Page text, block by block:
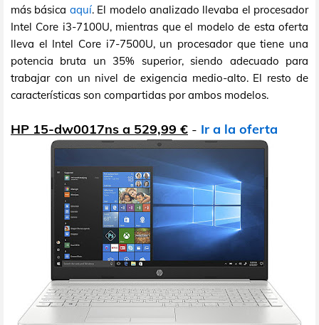
más básica aquí. El modelo analizado llevaba el procesador
Intel Core i3-7100U, mientras que el modelo de esta oferta
lleva el Intel Core i7-7500U, un procesador que tiene una
potencia bruta un 35% superior, siendo adecuado para
trabajar con un nivel de exigencia medio-alto. El resto de
características son compartidas por ambos modelos.
HP 15-dw0017ns a 529,99 € - Ir a la oferta